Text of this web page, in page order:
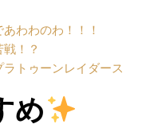
わわのわ！！！
！？
トゥーンレイダース
め